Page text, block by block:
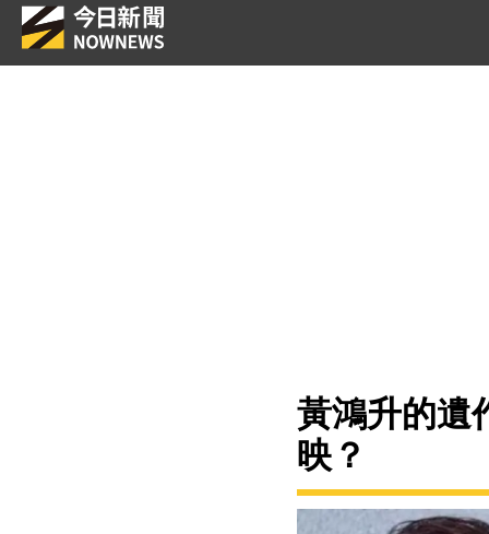
黃鴻升的遺
映？